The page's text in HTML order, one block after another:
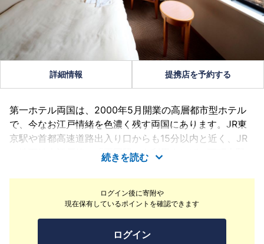
ログイン後に寄附や
現在保有しているポイントを確認できます
ログイン
詳細情報 提携店を予約する
第一ホテル両国は、2000年5月開業の高層都市型ホテル
で、今なお江戸情緒を色濃く残す両国にあります。JR東
京駅や首都高速道路出入り口からも15分以内と近く、JR
と地下鉄大江戸線の「両国駅」を利用すれば、下町上野・
浅草から人気の原宿・渋谷、話題のお台場・汐留まで東京
周遊が楽しくできます。当ホテルは東京ディズニーリゾー
トのグッドネイバーホテルで、TDL観光なら専用バスがホ
テルから発着いたします。2012年に開業した東京スカイ
ツリーへも約1.8kmと近く、当ホテルは東武タワースカイ
ツリー株式会社より東京スカイツリーパートナーホテルと
続きを読む